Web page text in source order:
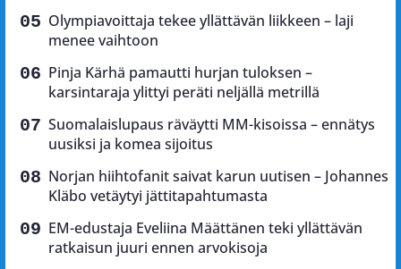
Olympiavoittaja tekee yllättävän liikkeen – laji
menee vaihtoon
Pinja Kärhä pamautti hurjan tuloksen –
karsintaraja ylittyi peräti neljällä metrillä
Suomalaislupaus räväytti MM-kisoissa – ennätys
uusiksi ja komea sijoitus
Norjan hiihtofanit saivat karun uutisen – Johannes
Kläbo vetäytyi jättitapahtumasta
EM-edustaja Eveliina Määttänen teki yllättävän
ratkaisun juuri ennen arvokisoja